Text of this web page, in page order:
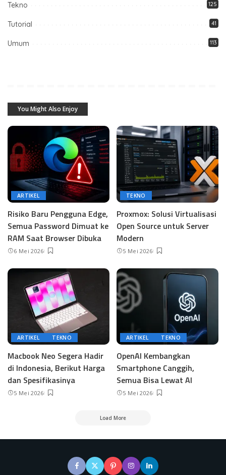
Tekno 125
Tutorial 41
Umum 113
You Might Also Enjoy
ARTIKEL
Risiko Baru Pengguna Edge,
Semua Password Dimuat ke
RAM Saat Browser Dibuka
6 Mei 2026
TEKNO
Proxmox: Solusi Virtualisasi
Open Source untuk Server
Modern
5 Mei 2026
ARTIKEL TEKNO
Macbook Neo Segera Hadir
di Indonesia, Berikut Harga
dan Spesifikasinya
5 Mei 2026
ARTIKEL TEKNO
OpenAI Kembangkan
Smartphone Canggih,
Semua Bisa Lewat AI
5 Mei 2026
Load More